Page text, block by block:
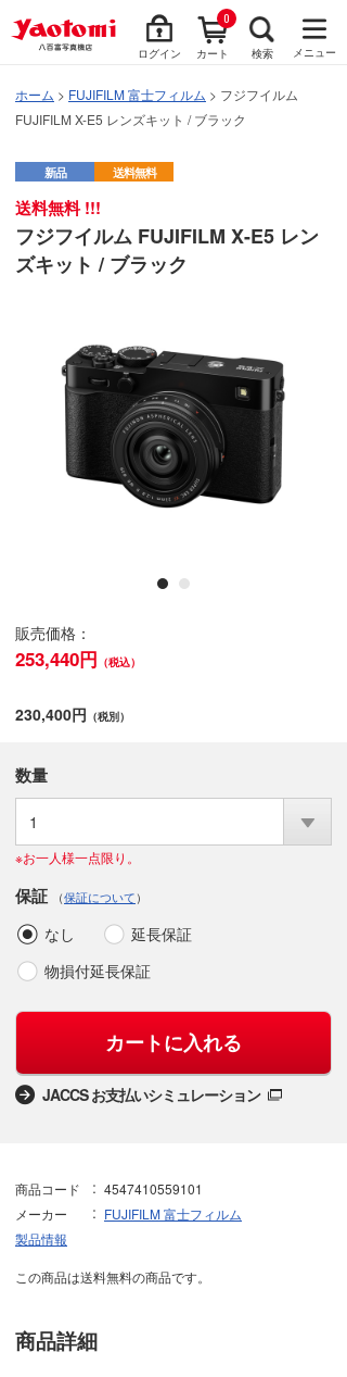
ログイン カート
0
検索 メニュー
ホーム > FUJIFILM 富士フィルム > フジフイルム
FUJIFILM X-E5 レンズキット / ブラック
新品 送料無料
送料無料 !!!
フジフイルム FUJIFILM X-E5 レン
ズキット / ブラック
販売価格：
253,440円 （税込）
230,400円 （税別）
数量
1
※お一人様一点限り。
保証 （保証について）
なし
延長保証
物損付延長保証
カートに入れる
JACCS お支払いシミュレーション
商品コード
4547410559101
メーカー
FUJIFILM 富士フィルム
製品情報
この商品は送料無料の商品です。
商品詳細